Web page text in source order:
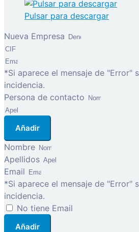
Pulsar para descargar
Nueva Empresa
*Si aparece el mensaje de "Error"
incidencia.
Persona de contacto
Añadir
Nombre
Apellidos
Email
*Si aparece el mensaje de "Error"
incidencia.
No tiene Email
Añadir